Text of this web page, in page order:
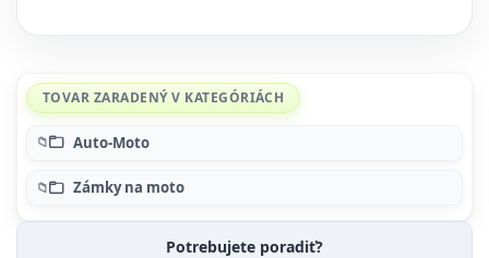
TOVAR ZARADENÝ V KATEGÓRIÁCH
Auto-Moto
Zámky na moto
Potrebujete poradiť?